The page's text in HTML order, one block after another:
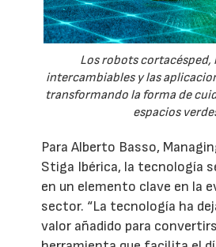
Los robots cortacésped,
intercambiables y las
transformando la forma de
espacios
Para Alberto Basso,
Stiga Ibérica, la tecnología
en un elemento clave en la
sector. “La tecnología ha
valor añadido para